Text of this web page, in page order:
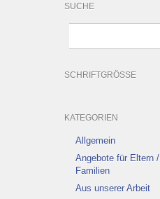
SUCHE
SCHRIFTGRÖSSE
KATEGORIEN
Allgemein
Angebote für Eltern /
Familien
Aus unserer Arbeit